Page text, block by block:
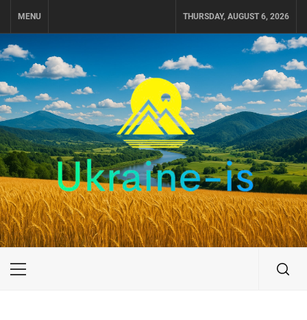
MENU THURSDAY, AUGUST 6, 2026
UKRAINE-IS
ПУТЕШЕСТВИЕ ПО УКРАИНЕ
Primary